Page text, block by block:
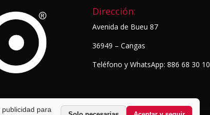
Dirección:
Avenida de Bueu 87
36949 – Cangas
Teléfono y WhatsApp: 886 68 30 10
para